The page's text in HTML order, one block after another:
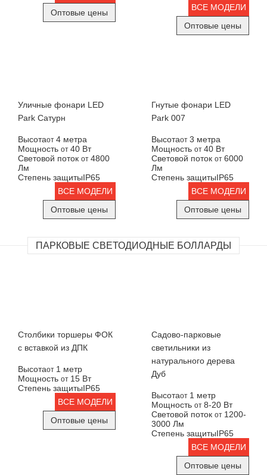
Оптовые цены
ВСЕ МОДЕЛИ
Оптовые цены
Уличные фонари LED
Park Сатурн
Высотаот 4 метра
Мощность от 40 Вт
Световой поток от 4800
Лм
Степень защитыIP65
ВСЕ МОДЕЛИ
Оптовые цены
Гнутые фонари LED
Park 007
Высотаот 3 метра
Мощность от 40 Вт
Световой поток от 6000
Лм
Степень защитыIP65
ВСЕ МОДЕЛИ
Оптовые цены
ПАРКОВЫЕ СВЕТОДИОДНЫЕ БОЛЛАРДЫ
Столбики торшеры ФОК
с вставкой из ДПК
Высотаот 1 метр
Мощность от 15 Вт
Степень защитыIP65
ВСЕ МОДЕЛИ
Оптовые цены
Садово-парковые
светильники из
натурального дерева
Дуб
Высотаот 1 метр
Мощность от 8-20 Вт
Световой поток от 1200-
3000 Лм
Степень защитыIP65
ВСЕ МОДЕЛИ
Оптовые цены